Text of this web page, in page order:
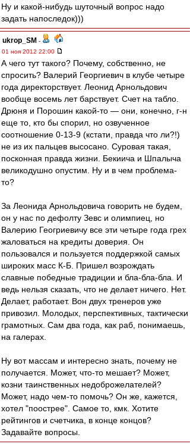
Ну и какой-нибудь шуточный вопрос надо
задать напоследок)))
ukrop_SM -
01 ноя 2012 22:00
А чего тут такого? Почему, собственно, не
спросить? Валерий Георгиевич в клубе четыре
года директорствует. Леонид Арнольдович
вообще восемь лет барствует. Счет на табло.
Дрюня и Порошин какой-то — они, конечно, г-н
еще то, кто бы спорил, но озвученное
соотношение 0-13-9 (кстати, правда что ли?!)
не из их пальцев высосано. Суровая такая,
посконная правда жизни. Бекиича и Шпалыча
великодушно опустим. Ну и в чем проблема-
то?
За Леонида Арнольдовича говорить не будем,
он у нас по дефолту Зевс и олимпиец, но
Валерию Геогриевичу все эти четыре года грех
жаловаться на кредиты доверия. Он
пользовался и пользуется поддержкой самых
широких масс К-Б. Пришел возрождать
славные победные традиции и бла-бла-бла. И
ведь нельзя сказать, что не делает ничего. Нет.
Делает, работает. Вон двух тренеров уже
привозил. Молодых, перспективных, тактически
грамотных. Сам два года, как раб, понимаешь,
на галерах.
Ну вот массам и интересно знать, почему не
получается. Может, что-то мешает? Может,
козни таинственных недоброжелателей?
Может, надо чем-то помочь? Он же, кажется,
хотел "поострее". Самое то, кмк. Хотите
рейтингов и счетчика, в конце концов?
Задавайте вопросы.